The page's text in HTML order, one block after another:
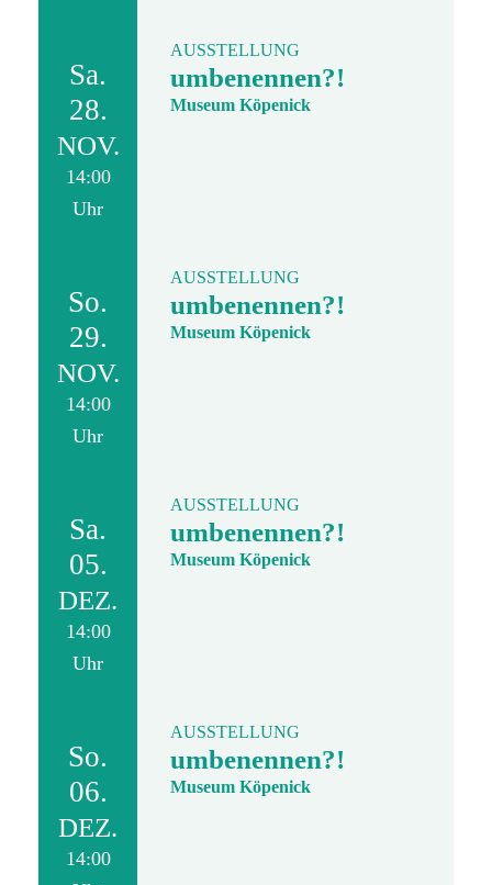
Sa.
28.
NOV.
14:00
Uhr
AUSSTELLUNG
umbenennen?!
Museum Köpenick
So.
29.
NOV.
14:00
Uhr
AUSSTELLUNG
umbenennen?!
Museum Köpenick
Sa.
05.
DEZ.
14:00
Uhr
AUSSTELLUNG
umbenennen?!
Museum Köpenick
So.
06.
DEZ.
14:00
AUSSTELLUNG
umbenennen?!
Museum Köpenick